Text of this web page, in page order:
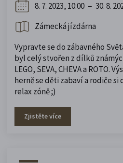
8. 7. 2023, 10:00 – 30. 8.
Zámecká jízdárna
Vypravte se do zábavného
byl celý stvořen z dílků
LEGO, SEVA, CHEVA a ROTO.
herně se děti zabaví a rodiče si
relax zóně ;)
Zjistěte více